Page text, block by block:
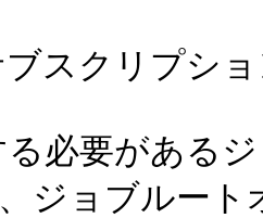
スクリプシ
る必要がある
、ジョブル